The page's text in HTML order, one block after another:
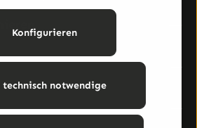
technisch notwendige
Konfigurieren